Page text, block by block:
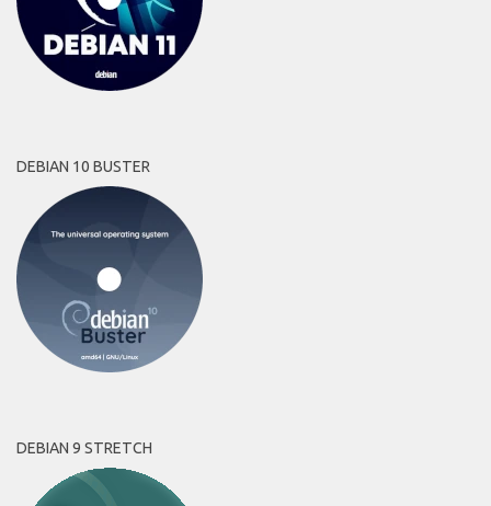
DEBIAN 10 BUSTER
DEBIAN 9 STRETCH